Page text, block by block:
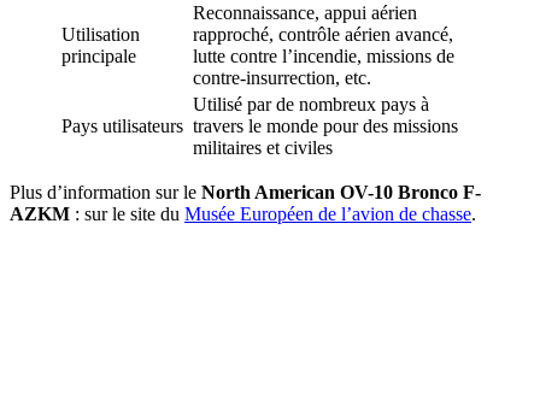
Utilisation
principale
Reconnaissance, appui aérien
rapproché, contrôle aérien avancé,
lutte contre l’incendie, missions de
contre-insurrection, etc.
Pays utilisateurs
Utilisé par de nombreux pays à
travers le monde pour des missions
militaires et civiles
Plus d’information sur le North American OV-10 Bronco F-
AZKM : sur le site du Musée Européen de l’avion de chasse.